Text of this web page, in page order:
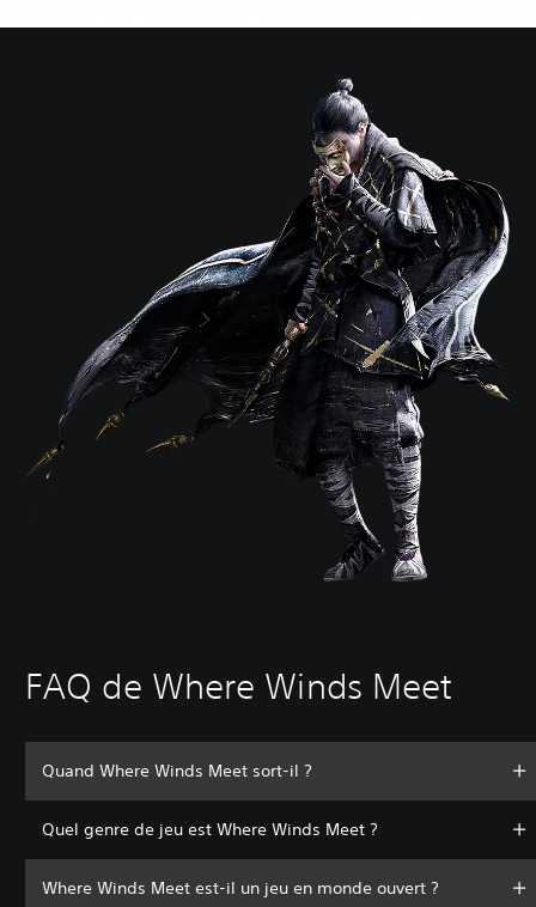
FAQ de Where Winds Meet
Quand Where Winds Meet sort-il ?
Quel genre de jeu est Where Winds Meet ?
Where Winds Meet est-il un jeu en monde ouvert ?